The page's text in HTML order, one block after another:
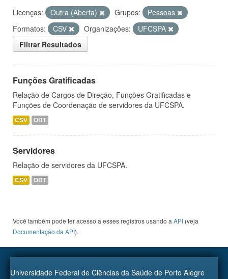
Licenças: Outra (Aberta) Grupos:
Pessoas
Formatos:
CSV Organizações:
UFCSPA
Filtrar Resultados
Funções Gratificadas
Relação de Cargos de Direção, Funções Gratificadas e
Funções de Coordenação de servidores da UFCSPA.
CSV ODT
Servidores
Relação de servidores da UFCSPA.
CSV ODT
Você também pode ter acesso a esses registros usando a API (veja
Documentação da API).
Universidade Federal de Ciências da Saúde de Porto Alegre